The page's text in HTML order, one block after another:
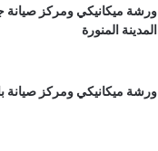
ورشة ميكانيكي ومركز
المدينة المنورة
ورشة ميكانيكي ومركز صيانة